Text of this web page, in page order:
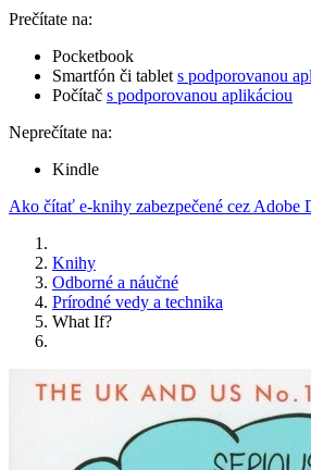
Prečítate na:
Pocketbook
Smartfón či tablet s podporovanou
Počítač s podporovanou aplikáciou
Neprečítate na:
Kindle
Ako čítať e-knihy zabezpečené cez Adobe
Knihy
Odborné a náučné
Prírodné vedy a technika
What If?